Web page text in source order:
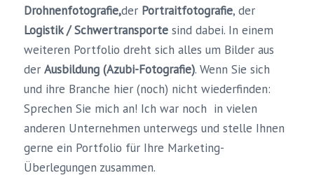
Drohnenfotografie,der Portraitfotografie, der
Logistik / Schwertransportesind dabei. In einem
weiteren Portfolio dreht sich alles um Bilder aus
der Ausbildung (Azubi-Fotografie). Wenn Sie sich
und ihre Branche hier (noch) nicht wiederfinden:
Sprechen Sie mich an! Ich war noch in vielen
anderen Unternehmen unterwegs und stelle Ihnen
gerne ein Portfolio für Ihre Marketing-
Überlegungen zusammen.